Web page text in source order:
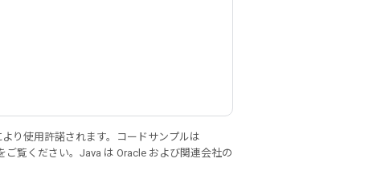
より使用許諾されます。コードサンプルは
ご覧ください。Java は Oracle および関連会社の